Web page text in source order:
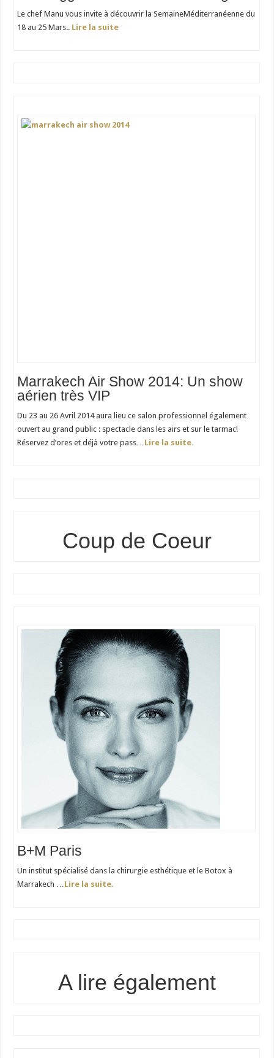
Le chef Manu vous invite à découvrir la SemaineMéditerranéenne du
18 au 25 Mars.. Lire la suite
Marrakech Air Show 2014: Un show
aérien très VIP
Du 23 au 26 Avril 2014 aura lieu ce salon professionnel également
ouvert au grand public : spectacle dans les airs et sur le tarmac!
Réservez d’ores et déjà votre pass…Lire la suite.
Coup de Coeur
B+M Paris
Un institut spécialisé dans la chirurgie esthétique et le Botox à
Marrakech …Lire la suite.
A lire également